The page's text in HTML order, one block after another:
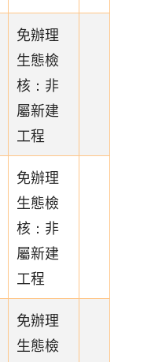
免辦理
生態檢
核：非
屬新建
工程
免辦理
生態檢
核：非
屬新建
工程
免辦理
生態檢